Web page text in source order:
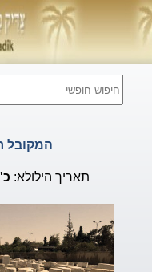
המקובל
תאריך הילולא: